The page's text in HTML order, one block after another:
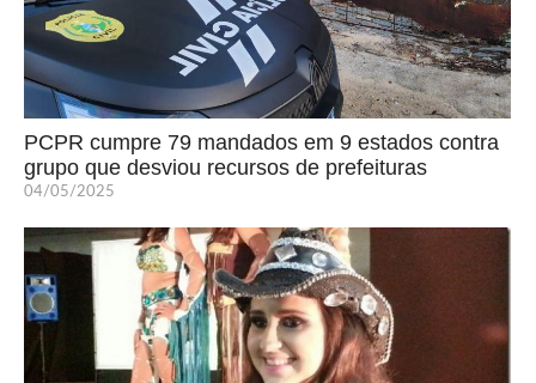
PCPR cumpre 79 mandados em 9 estados contra
grupo que desviou recursos de prefeituras
04/05/2025